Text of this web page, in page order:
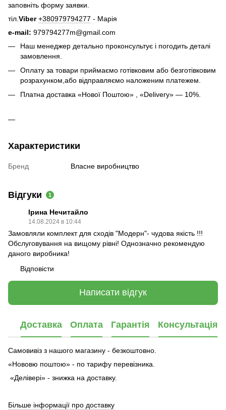
заповніть форму заявки.
тіл. Viber+380979794277 - Марія
e-mail: 979794277m@gmail.com
Наш менеджер детально проконсультує і погодить деталі
замовлення.
Оплату за товари приймаємо готівковим або безготівковим
розрахунком,або відправляємо наложеним платежем.
Платна доставка «Нової Поштою» , «Delivery» — 10%.
Характеристики
Бренд Власне виробництво
Відгуки 1
Ірина Нечитайло
14.08.2024 в 10:44
Замовляли комплект для сходів "Модерн"- чудова якість !!!
Обслуговування на вищому рівні! Однозначно рекомендую
даного виробника!
Відповісти
Написати відгук
Доставка Оплата Гарантія Консультація
Самовивіз з нашого магазину - безкоштовно.
«Нововю поштою» - по тарифу перевізника.
«Делівері» - знижка на доставку.
Більше інформації про доставку